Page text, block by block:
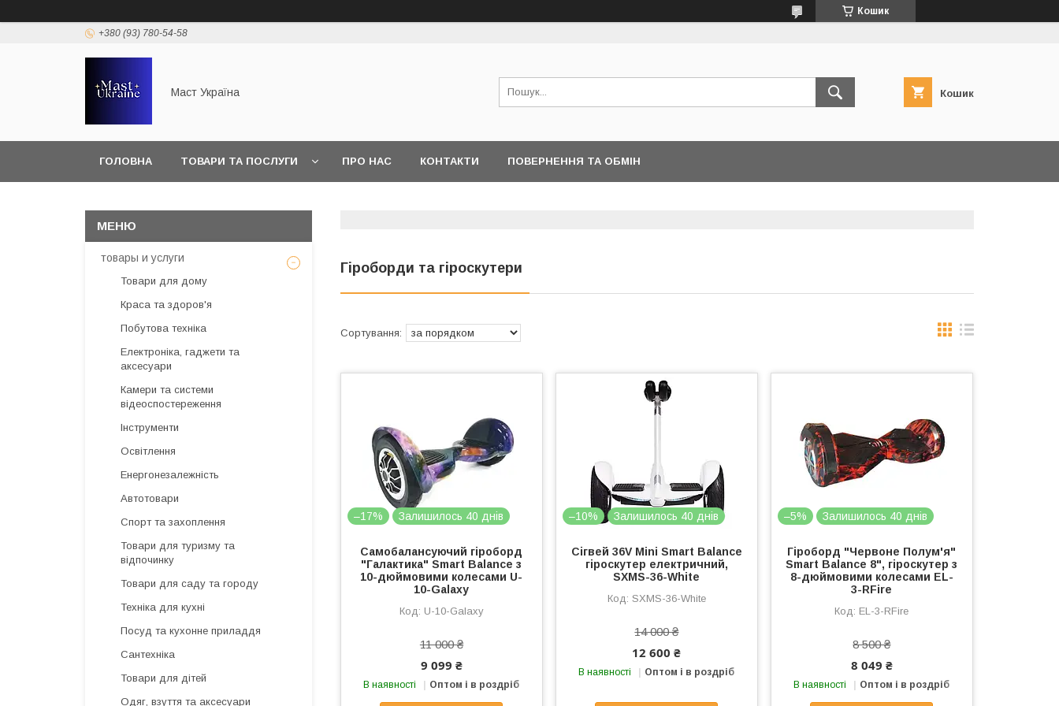
Кошик
+380 (93) 780-54-58
Маст Україна Кошик
ГОЛОВНА ТОВАРИ ТА ПОСЛУГИ ПРО НАС КОНТАКТИ ПОВЕРНЕННЯ ТА ОБМІН
Гіроборди та гіроскутери
–17% Залишилось 40 днів
Самобалансуючий гіроборд
"Галактика" Smart Balance з
10-дюймовими колесами U-
10-Galaxy
U-10-Galaxy
11 000 ₴
9 099 ₴
В наявності Оптом і в роздріб
–10% Залишилось 40 днів
Сігвей 36V Mini Smart Balance
гіроскутер електричний,
SXMS-36-White
SXMS-36-White
14 000 ₴
12 600 ₴
В наявності Оптом і в роздріб
–5% Залишилось 40 днів
Гіроборд "Червоне Полум'я"
Smart Balance 8", гіроскутер з
8-дюймовими колесами EL-
3-RFire
EL-3-RFire
8 500 ₴
8 049 ₴
В наявності Оптом і в роздріб
товары и услуги
Товари для дому
Краса та здоров'я
Побутова техніка
Електроніка, гаджети та
аксесуари
Камери та системи
відеоспостереження
Інструменти
Освітлення
Енергонезалежність
Автотовари
Спорт та захоплення
Товари для туризму та
відпочинку
Товари для саду та городу
Техніка для кухні
Посуд та кухонне приладдя
Сантехніка
Товари для дітей
Одяг, взуття та аксесуари